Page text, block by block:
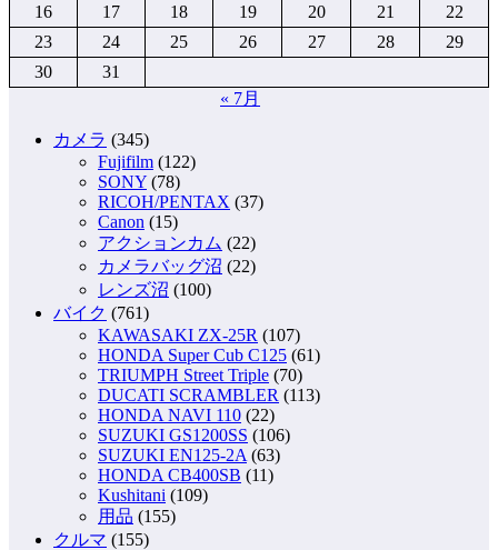
16
17 18 19 20 21
22
23
24 25 26 27 28
29
30
31
« 7月
カメラ (345)
Fujifilm (122)
SONY (78)
RICOH/PENTAX (37)
Canon (15)
アクションカム (22)
カメラバッグ沼 (22)
レンズ沼 (100)
バイク (761)
KAWASAKI ZX-25R (107)
HONDA Super Cub C125 (61)
TRIUMPH Street Triple (70)
DUCATI SCRAMBLER (113)
HONDA NAVI 110 (22)
SUZUKI GS1200SS (106)
SUZUKI EN125-2A (63)
HONDA CB400SB (11)
Kushitani (109)
用品 (155)
クルマ (155)